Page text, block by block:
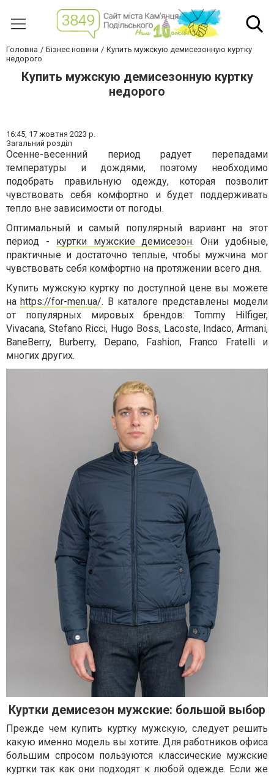
Головна Бізнес новини
Купить мужскую демисезонную куртку
недорого
Купить мужскую демисезонную куртку
недорого
16:45, 17 жовтня 2023 р.
Загальний розділ
Осенне-весенний период радует перепадами
температуры и дождями, поэтому необходимо
подобрать правильную одежду, которая позволит
чувствовать себя комфортно и будет поддерживать
тепло вне зависимости от погоды.
Оптимальный и самый популярный вариант на этот
период - куртки мужские демисезон. Они удобные,
практичные и достаточно теплые, чтобы мужчина мог
чувствовать себя комфортно на протяжении всего дня.
Купить мужскую куртку по доступной цене вы можете
наhttps://for-men.ua/. В каталоге представлены модели
от популярных мировых брендов: Tommy Hilfiger,
Vivacana, Stefano Ricci, Hugo Boss, Lacoste, Indaco, Armani,
BaneBerry, Burberry, Depano, Fashion, Franco Fratelli и
многих других.
Куртки демисезон мужские: большой выбор
Прежде чем купить куртку мужскую, следует решить
какую именно модель вы хотите. Для работников офиса
большим спросом пользуются классические мужские
куртки так как они подходят к любой одежде. Если же